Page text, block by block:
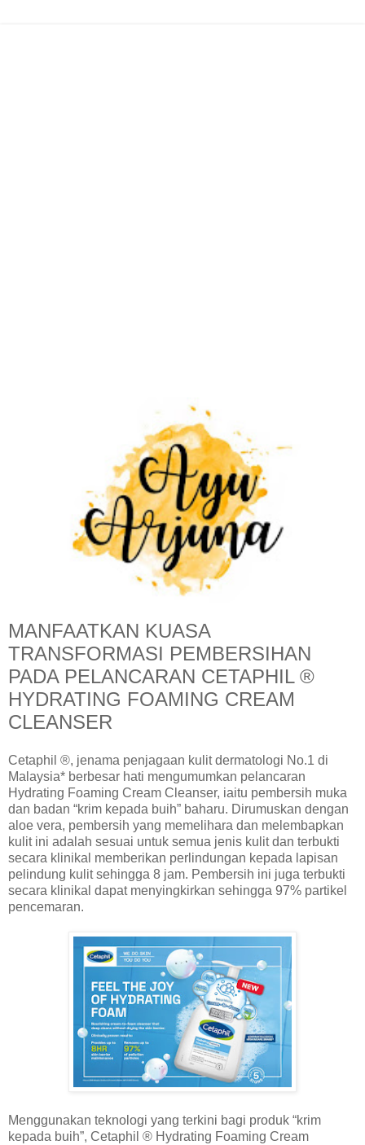
MANFAATKAN KUASA
TRANSFORMASI PEMBERSIHAN
PADA PELANCARAN CETAPHIL ®
HYDRATING FOAMING CREAM
CLEANSER
Cetaphil ®, jenama penjagaan kulit dermatologi No.1 di
Malaysia* berbesar hati mengumumkan pelancaran
Hydrating Foaming Cream Cleanser, iaitu pembersih muka
dan badan “krim kepada buih” baharu. Dirumuskan dengan
aloe vera, pembersih yang memelihara dan melembapkan
kulit ini adalah sesuai untuk semua jenis kulit dan terbukti
secara klinikal memberikan perlindungan kepada lapisan
pelindung kulit sehingga 8 jam. Pembersih ini juga terbukti
secara klinikal dapat menyingkirkan sehingga 97% partikel
pencemaran.
Menggunakan teknologi yang terkini bagi produk “krim
kepada buih”, Cetaphil ® Hydrating Foaming Cream